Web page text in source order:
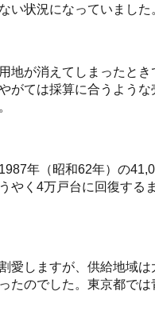
い状況になっていました
地が消えてしまったと
がては採算に合うよう
年（昭和62年）の
やく4万戸台に回復する
愛しますが、供給地域
たのでした。東京都で